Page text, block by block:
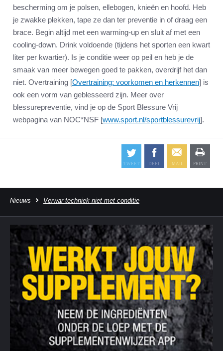
bescherming om je polsen, ellebogen, knieën en hoofd. Heb
je zwakke plekken, tape ze dan ter preventie in of draag een
brace. Begin altijd met een warming-up en sluit af met een
cooling-down. Drink voldoende (tijdens het sporten een kwart
liter per kwartier). Is je conditie weer op peil en heb je de
smaak van meer bewegen goed te pakken, overdrijf het dan
niet. Overtraining [Overtraining: voorkomen en herkennen] is
ook een vorm van geblesseerd zijn. Meer over
blessurepreventie, vind je op de Sport Blessure Vrij
webpagina van NOC*NSF [www.sport.nl/sportblessurevrij].
Nieuws Verwar techniek niet met conditie